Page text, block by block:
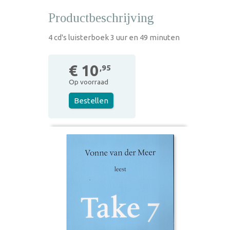
Productbeschrijving
4 cd's luisterboek 3 uur en 49 minuten
€ 10 ,95
Op voorraad
Bestellen